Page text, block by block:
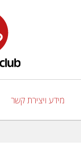
מידע ויצירת קשר